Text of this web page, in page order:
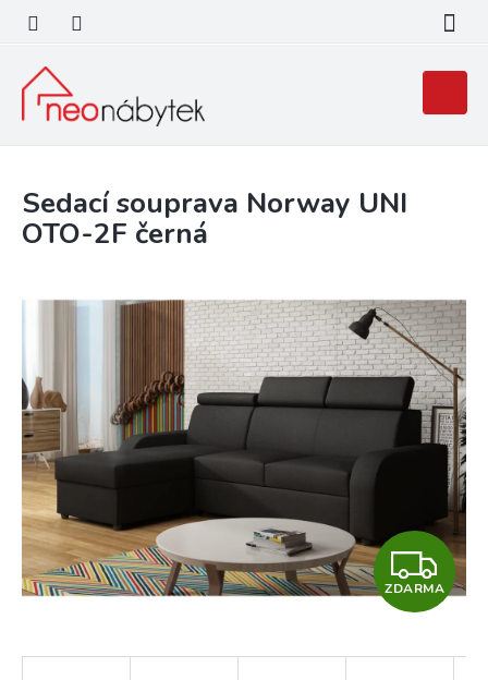
obsah
košík
Sedací souprava Norway UNI
OTO-2F černá
Z
D
A
ZDARMA